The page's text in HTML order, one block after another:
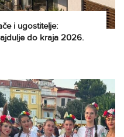
i ugostitelje:
do kraja 2026.